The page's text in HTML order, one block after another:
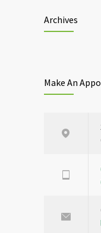
Archives
Make An